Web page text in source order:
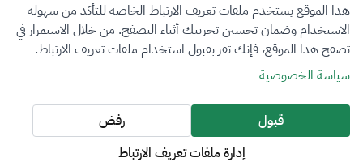
سياسة الخصوصيةشروط الاستخدامخريطة الموقع
جميع الحقوق محفوظة 2026 © ZATCA.GOV.SA
تم تطويره وصيانته بواسطة هيئة الزكاة والضريبة والجمارك
آخر تحديث للموقع في
هذا الموقع يستخدم ملفات تعريف الارتباط الخاصة للتأكد من سهولة
الاستخدام وضمان تحسين تجربتك أثناء التصفح. من خلال الاستمرار في
تصفح هذا الموقع، فإنك تقر بقبول استخدام ملفات تعريف الارتباط.
سياسة الخصوصية
قبول
رفض
إدارة ملفات تعريف الارتباط